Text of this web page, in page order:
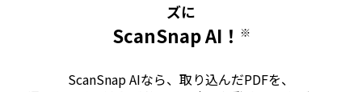
ズに
ScanSnap AI！ ※
ScanSnap AIなら、取り込んだPDFを、